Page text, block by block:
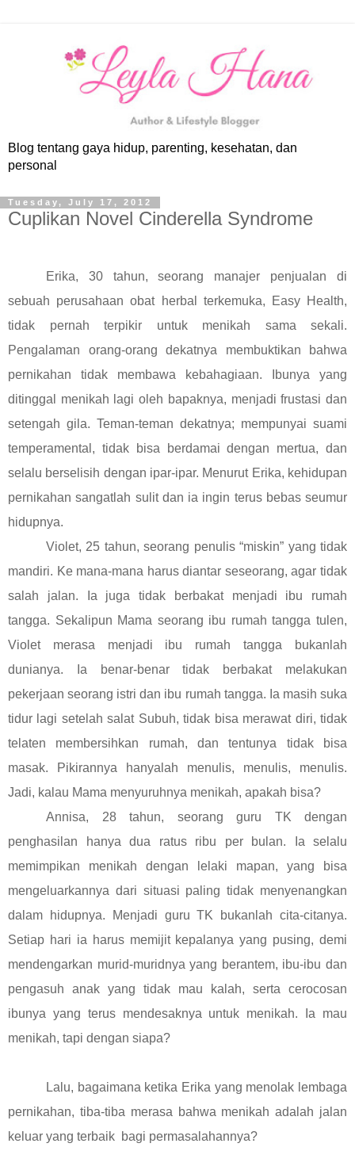
Blog tentang gaya hidup, parenting, kesehatan, dan
personal
Tuesday, July 17, 2012
Cuplikan Novel Cinderella Syndrome
Erika, 30 tahun, seorang manajer penjualan di
sebuah perusahaan obat herbal terkemuka, Easy Health,
tidak pernah terpikir untuk menikah sama sekali.
Pengalaman orang-orang dekatnya membuktikan bahwa
pernikahan tidak membawa kebahagiaan. Ibunya yang
ditinggal menikah lagi oleh bapaknya, menjadi frustasi dan
setengah gila. Teman-teman dekatnya; mempunyai suami
temperamental, tidak bisa berdamai dengan mertua, dan
selalu berselisih dengan ipar-ipar. Menurut Erika, kehidupan
pernikahan sangatlah sulit dan ia ingin terus bebas seumur
hidupnya.
Violet, 25 tahun, seorang penulis “miskin” yang tidak
mandiri. Ke mana-mana harus diantar seseorang, agar tidak
salah jalan. Ia juga tidak berbakat menjadi ibu rumah
tangga. Sekalipun Mama seorang ibu rumah tangga tulen,
Violet merasa menjadi ibu rumah tangga bukanlah
dunianya. Ia benar-benar tidak berbakat melakukan
pekerjaan seorang istri dan ibu rumah tangga. Ia masih suka
tidur lagi setelah salat Subuh, tidak bisa merawat diri, tidak
telaten membersihkan rumah, dan tentunya tidak bisa
masak. Pikirannya hanyalah menulis, menulis, menulis.
Jadi, kalau Mama menyuruhnya menikah, apakah bisa?
Annisa, 28tahun, seorang guru TK dengan
penghasilan hanya dua ratus ribu per bulan. Ia selalu
memimpikan menikah dengan lelaki mapan, yang bisa
mengeluarkannya dari situasi paling tidak menyenangkan
dalam hidupnya. Menjadi guru TK bukanlah cita-citanya.
Setiap hari ia harus memijit kepalanya yang pusing, demi
mendengarkan murid-muridnya yang berantem, ibu-ibu dan
pengasuh anak yang tidak mau kalah, serta cerocosan
ibunya yang terus mendesaknya untuk menikah. Ia mau
menikah, tapi dengan siapa?
Lalu, bagaimana ketika Erika yang menolak lembaga
pernikahan, tiba-tiba merasa bahwa menikah adalah jalan
keluar yang terbaik bagi permasalahannya?